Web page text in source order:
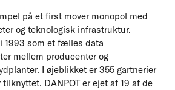
på et first mover monopol med
og teknologisk infrastruktur.
1993 som et fælles data
mellem producenter og
I øjeblikket er 355 gartnerier
DANPOT er ejet af 19 af de